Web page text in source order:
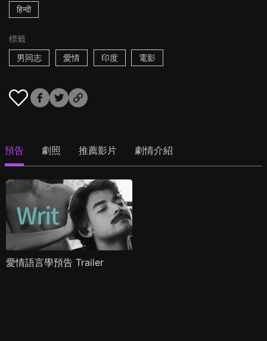
हिन्दी
標籤
男同志
愛情 印度 電影
預告 劇照 推薦影片 劇情介紹
愛情語言學預告 Trailer